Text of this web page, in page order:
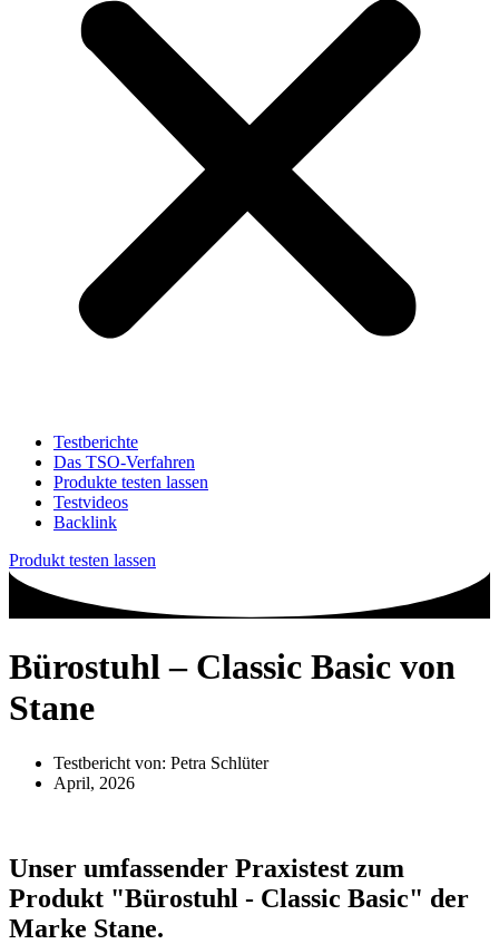
Testberichte
Das TSO-Verfahren
Produkte testen lassen
Testvideos
Backlink
Produkt testen lassen
Bürostuhl – Classic Basic von
Stane
Testbericht von: Petra Schlüter
April, 2026
Unser umfassender Praxistest zum
Produkt "Bürostuhl - Classic Basic" der
Marke Stane.